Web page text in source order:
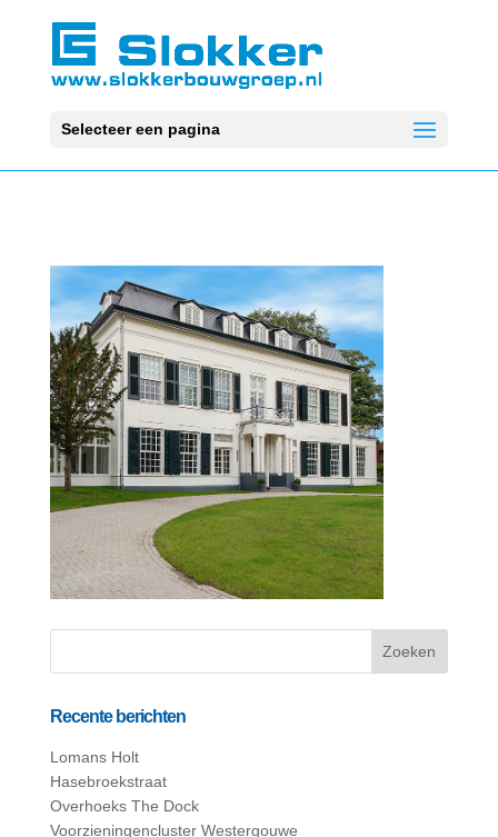
Selecteer een pagina
Recente berichten
Lomans Holt
Hasebroekstraat
Overhoeks The Dock
Voorzieningencluster Westergouwe